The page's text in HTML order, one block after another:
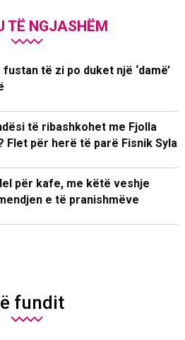
TË NGJASHËM
fustan të zi po duket një ‘damë’
të ribashkohet me Fjolla
Flet për herë të parë Fisnik Syla
për kafe, me këtë veshje
e të pranishmëve
fundit